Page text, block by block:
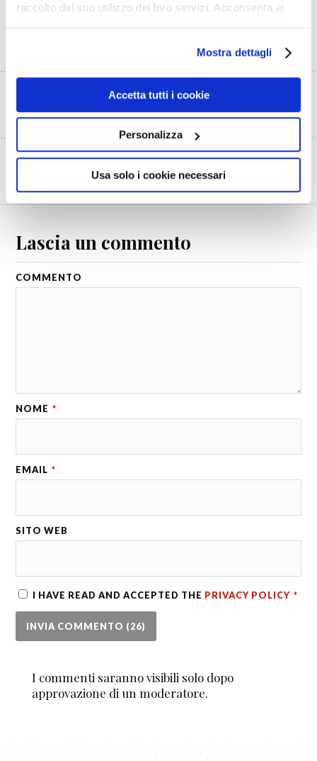
raccolto dal suo utilizzo dei loro servizi. Acconsenta ai
Mostra dettagli
Accetta tutti i cookie
Personalizza
Usa solo i cookie necessari
0
Europa. Italia. Monterosso
SUCCESSIVO
Europa. Italia. Finalborgo. 3
Lascia un commento
COMMENTO
NOME *
EMAIL *
SITO WEB
I HAVE READ AND ACCEPTED THE PRIVACY POLICY *
I commenti saranno visibili solo dopo
approvazione di un moderatore.